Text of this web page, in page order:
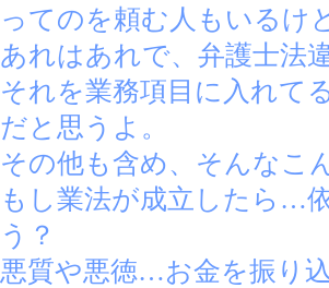
ってのを頼む人もいるけ
あれはあれで、弁護士法
それを業務項目に入れて
だと思うよ。
その他も含め、そんなこ
もし業法が成立したら…
う？
悪質や悪徳…お金を振り